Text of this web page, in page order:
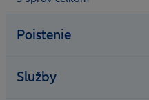
Poistenie
Služby